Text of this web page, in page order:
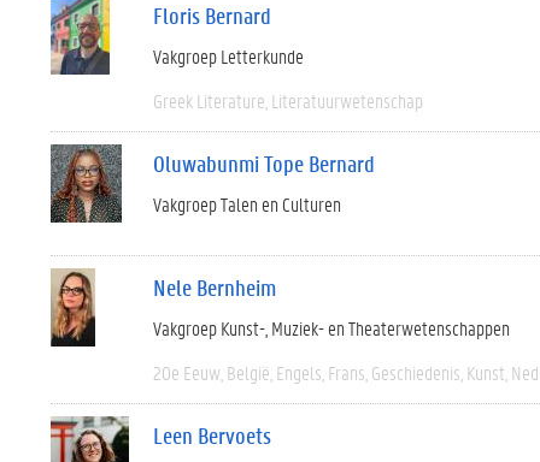
Floris Bernard
Vakgroep Letterkunde
Greek Literature Literatuurwetenschap
Oluwabunmi Tope Bernard
Vakgroep Talen en Culturen
Nele Bernheim
Vakgroep Kunst-, Muziek- en Theaterwetenschappen
20e Eeuw België Engels Frans Geschiedenis Kunst
Leen Bervoets